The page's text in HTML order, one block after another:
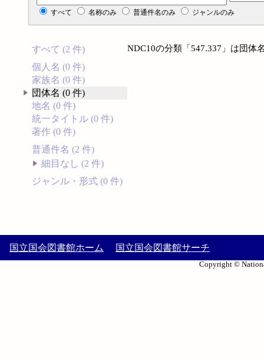
すべて 名称のみ 普通件名のみ ジャンルのみ
すべて (2 件)
個人名 (0 件)
家族名 (0 件)
団体名 (0 件)
地名 (0 件)
統一タイトル (0 件)
著作 (0 件)
普通件名 (2 件)
細目なし (2 件)
ジャンル・形式 (0 件)
NDC10の分類「547.337」は団体
国立国会図書館ホーム 国立国会図書館サーチ
Copyright ©